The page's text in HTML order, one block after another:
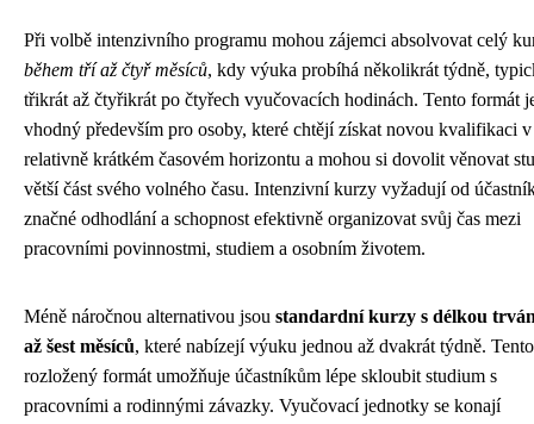
Při volbě intenzivního programu mohou zájemci absolvovat celý
během tří až čtyř měsíců, kdy výuka probíhá několikrát týdně,
třikrát až čtyřikrát po čtyřech vyučovacích hodinách. Tento formát
vhodný především pro osoby, které chtějí získat novou kvalifikaci v
relativně krátkém časovém horizontu a mohou si dovolit věnovat
větší část svého volného času. Intenzivní kurzy vyžadují od
značné odhodlání a schopnost efektivně organizovat svůj čas mezi
pracovními povinnostmi, studiem a osobním životem.
Méně náročnou alternativou jsou standardní kurzy s délkou
až šest měsíců, které nabízejí výuku jednou až dvakrát týdně. Tento
rozložený formát umožňuje účastníkům lépe skloubit studium s
pracovními a rodinnými závazky. Vyučovací jednotky se konají